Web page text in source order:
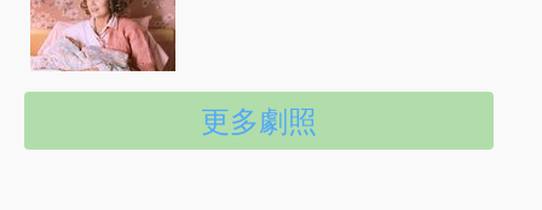
更多劇照